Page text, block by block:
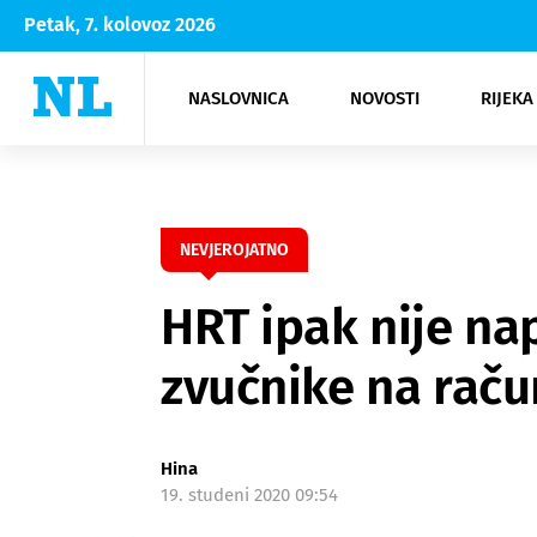
Petak, 7. kolovoz 2026
NASLOVNICA NOVOSTI
Rijeka Opatija
NK
Moda
Kultura
NEVJEROJATNO
HRT ipak nije
zvučnike na
Hina
19. studeni 2020 09:54